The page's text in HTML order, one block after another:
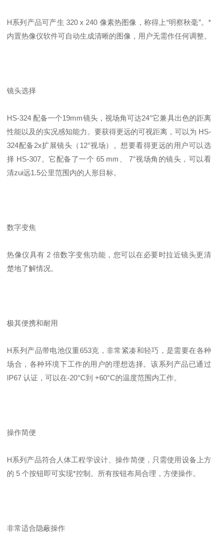
H系列产品可产生 320 x 240 像素热图像，称得上“明察秋毫”。*
内置热像仪软件可自动生成清晰的图像，用户无需作任何调整。
镜头选择
HS-324 配备一个19mm镜头，视场角可达24°它兼具出色的距离
性能以及的实况感知能力。要获得更远的可视距离，可以为 HS-
324配备2x扩展镜头（12°视场）。想要看得更远的用户可以选
择 HS-307。它配备了一个 65 mm、 7°视场角的镜头，可以看
清zui远1.5公里范围内的人形目标。
数字变焦
热像仪具有 2 倍数字变焦功能，您可以在必要时拉近镜头更清
楚地了解情况。
极其便携和耐用
H系列产品带电池仅重653克，非常紧凑和轻巧，是需要在各种
场合，各种环境下工作的用户的理想选择。该系列产品已通过
IP67 认证，可以在-20°C到 +60°C的温度范围内工作。
操作简便
H系列产品符合人体工程学设计、操作简便，只需使用设备上方
的 5 个按钮即可实现*控制。所有按钮布局合理，方便操作。
非常适合隐蔽操作